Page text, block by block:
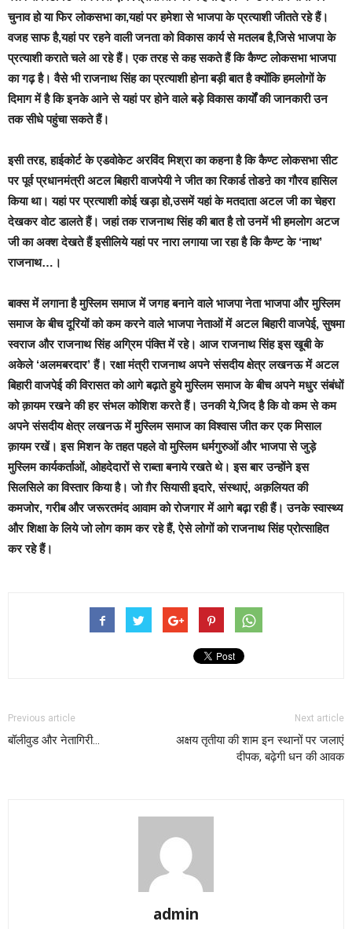
चुनाव हो या फिर लोकसभा का,यहां पर हमेशा से भाजपा के प्रत्याशी जीतते रहे हैं।
वजह साफ है,यहां पर रहने वाली जनता को विकास कार्य से मतलब है,जिसे भाजपा के
प्रत्याशी कराते चले आ रहे हैं। एक तरह से कह सकते हैं कि कैण्ट लोकसभा भाजपा
का गढ़ है। वैसे भी राजनाथ सिंह का प्रत्याशी होना बड़ी बात है क्योंकि हमलोगों के
दिमाग में है कि इनके आने से यहां पर होने वाले बड़े विकास कार्यों की जानकारी उन
तक सीधे पहुंचा सकते हैं।
इसी तरह, हाईकोर्ट के एडवोकेट अरविंद मिश्रा का कहना है कि कैण्ट लोकसभा सीट
पर पूर्व प्रधानमंत्री अटल बिहारी वाजपेयी ने जीत का रिकार्ड तोडऩे का गौरव हासिल
किया था। यहां पर प्रत्याशी कोई खड़ा हो,उसमें यहां के मतदाता अटल जी का चेहरा
देखकर वोट डालते हैं। जहां तक राजनाथ सिंह की बात है तो उनमें भी हमलोग अटज
जी का अक्श देखते हैं इसीलिये यहां पर नारा लगाया जा रहा है कि कैण्ट के ‘नाथ’
राजनाथ…।
बाक्स में लगाना है मुस्लिम समाज में जगह बनाने वाले भाजपा नेता भाजपा और मुस्लिम
समाज के बीच दूरियों को कम करने वाले भाजपा नेताओं में अटल बिहारी वाजपेई, सुषमा
स्वराज और राजनाथ सिंह अग्रिम पंक्ति में रहे। आज राजनाथ सिंह इस खूबी के
अकेले ‘अलमबरदार’ हैं। रक्षा मंत्री राजनाथ अपने संसदीय क्षेत्र लखनऊ में अटल
बिहारी वाजपेई की विरासत को आगे बढ़ाते हुये मुस्लिम समाज के बीच अपने मधुर संबंधों
को क़ायम रखने की हर संभल कोशिश करते हैं। उनकी ये जि़द है कि वो कम से कम
अपने संसदीय क्षेत्र लखनऊ में मुस्लिम समाज का विश्वास जीत कर एक मिसाल
क़ायम रखें। इस मिशन के तहत पहले वो मुस्लिम धर्मगुरुओं और भाजपा से जुड़े
मुस्लिम कार्यकर्ताओं, ओहदेदारों से राब्ता बनाये रखते थे। इस बार उन्होंने इस
सिलसिले का विस्तार किया है। जो ग़ैर सियासी इदारे, संस्थाएं, अक़लियत की
कमजोर, गरीब और जरूरतमंद आवाम को रोजगार में आगे बढ़ा रही हैं। उनके स्वास्थ्य
और शिक्षा के लिये जो लोग काम कर रहे हैं, ऐसे लोगों को राजनाथ सिंह प्रोत्साहित
कर रहे हैं।
Previous article
बॉलीवुड और नेतागिरी…
Next article
अक्षय तृतीया की शाम इन स्थानों पर जलाएं
दीपक, बढ़ेगी धन की आवक
admin